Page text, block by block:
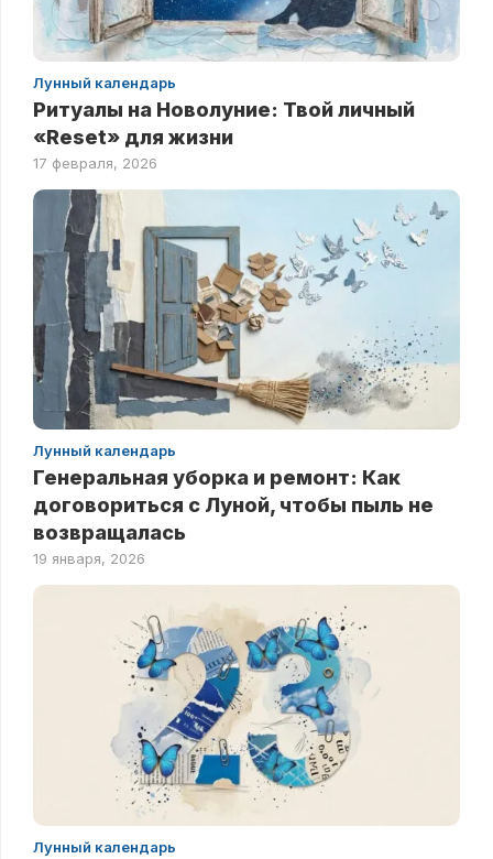
Лунный календарь
Ритуалы на Новолуние: Твой личный
«Reset» для жизни
17 февраля, 2026
Лунный календарь
Генеральная уборка и ремонт: Как
договориться с Луной, чтобы пыль не
возвращалась
19 января, 2026
Лунный календарь